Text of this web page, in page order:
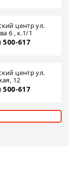
центр ул.
6 , к.1/1
500-617
центр ул.
12
500-617